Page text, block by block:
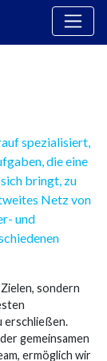
spezialisiert,
die eine
bringt, zu
Netz von
und
sondern
erschließen.
gemeinsamen
ermöglich wir